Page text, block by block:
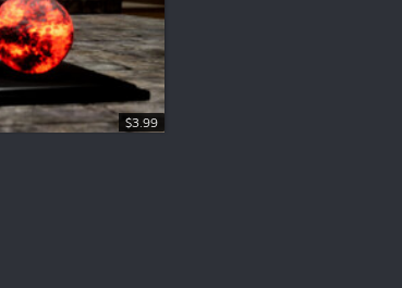
$3.99